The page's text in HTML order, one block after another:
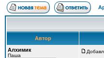
Автор
Алхимик
Паша